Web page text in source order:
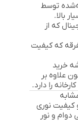
توسط
بالا.
که از
که کیفیت
خرید
علاوه بر
را دارد.
کیفیت نوری
دوام و نور